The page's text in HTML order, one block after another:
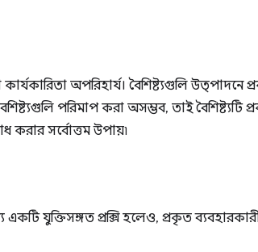
অপরিহার্য। বৈশিষ্ট্যগুলি
পরিমাপ করা অসম্ভব, তাই বৈশিষ্ট্যটি
করার সর্বোত্তম উপায়৷
একটি যুক্তিসঙ্গত প্রক্সি হলেও, প্রকৃত